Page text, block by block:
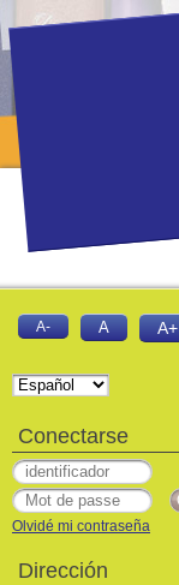
A- A A+
Conectarse
Olvidé mi contraseña
Dirección